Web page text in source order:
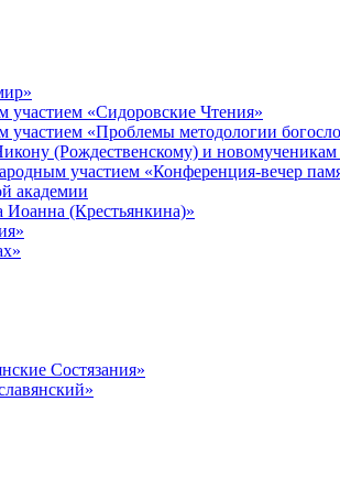
участием «Сидоровские Чтения»
«Проблемы методологии
(Рождественскому) и
участием «Конференция-вечер
академии
Иоанна (Крестьянкина)»
Состязания»